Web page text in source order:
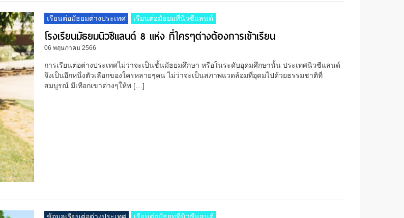
เรียนต่อมัธยมต่างประเทศ เรียนต่อมัธยมที่นิวซีแลนด์
โรงเรียนมัธยมนิวซีแลนด์ 8 แห่ง ที่ใครๆต่างต้องการเข้าเรียน
06 พฤษภาคม 2566
การเรียนต่อต่างประเทศไม่ว่าจะเป็นชั้นมัธยมศึกษา หรือในระดับอุดมศึกษานั้น ประเทศนิวซีแลนด์
จึงเป็นอีกหนึ่งตัวเลือกของใครหลายๆคน ไม่ว่าจะเป็นสภาพแวดล้อมที่อุดมไปด้วยธรรมชาติที่
สมบูรณ์ มีเทือกเขาต่างๆให้พ […]